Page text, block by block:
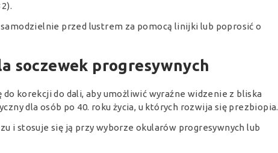
przed lustrem za pomocą linijki lub poprosić o
soczewek progresywnych
korekcji do dali, aby umożliwić wyraźne widzenie z bliska
dla osób po 40. roku życia, u których rozwija się prezbiopia.
i stosuje się ją przy wyborze okularów progresywnych lub